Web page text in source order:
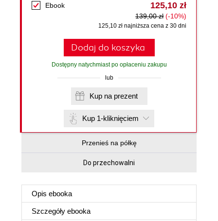
Ebook 125,10 zł
139,00 zł (-10%)
125,10 zł najniższa cena z 30 dni
Dodaj do koszyka
Dostępny natychmiast po opłaceniu zakupu
lub
Kup na prezent
Kup 1-kliknięciem
Przenieś na półkę
Do przechowalni
Opis ebooka
Szczegóły ebooka